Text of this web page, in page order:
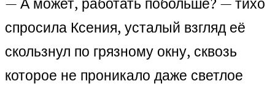
спросила Ксения, усталый взгляд её
скользнул по грязному окну, сквозь
которое не проникало даже светлое